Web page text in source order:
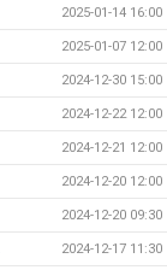
2025-01-14 16:00
2025-01-07 12:00
2024-12-30 15:00
2024-12-22 12:00
2024-12-21 12:00
2024-12-20 12:00
2024-12-20 09:30
2024-12-17 11:30